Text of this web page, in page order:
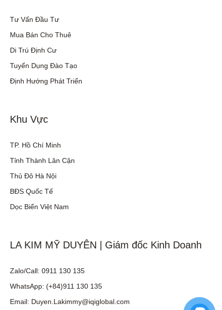
Tư Vấn Đầu Tư
Mua Bán Cho Thuê
Di Trú Định Cư
Tuyển Dụng Đào Tạo
Định Hướng Phát Triển
Khu Vực
TP. Hồ Chí Minh
Tỉnh Thành Lân Cận
Thủ Đô Hà Nội
BĐS Quốc Tế
Dọc Biển Việt Nam
LA KIM MỸ DUYÊN | Giám đốc Kinh Doanh
Zalo/Call: 0911 130 135
WhatsApp: (+84)911 130 135
Email: Duyen.Lakimmy@iqiglobal.com